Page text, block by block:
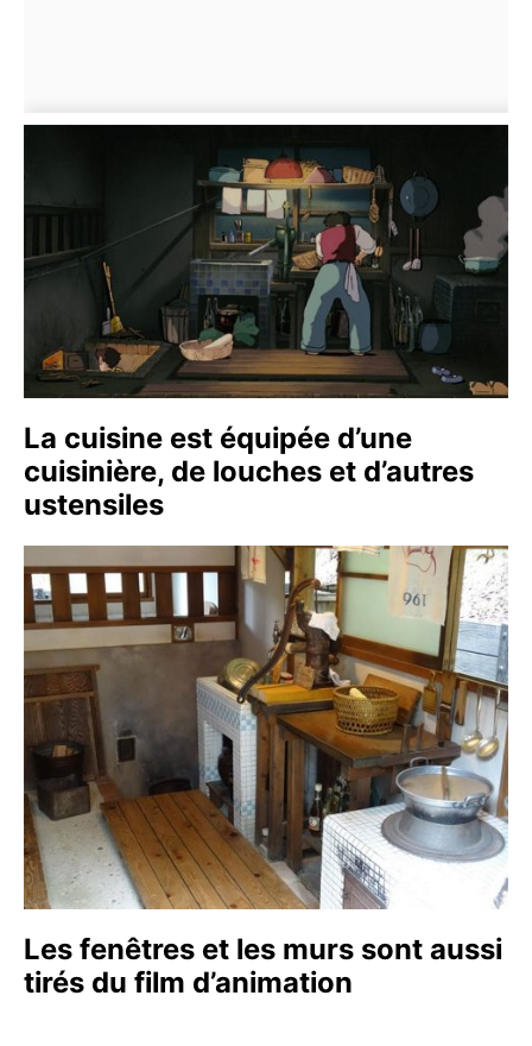
La cuisine est équipée d’une
cuisinière, de louches et d’autres
ustensiles
Les fenêtres et les murs sont aussi
tirés du film d’animation